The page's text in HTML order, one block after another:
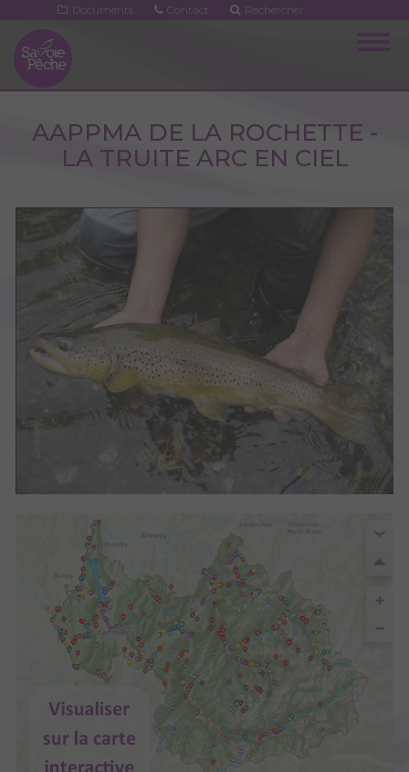
contenu
principal
Documents Contact Rechercher
AAPPMA DE LA ROCHETTE -
LA TRUITE ARC EN CIEL